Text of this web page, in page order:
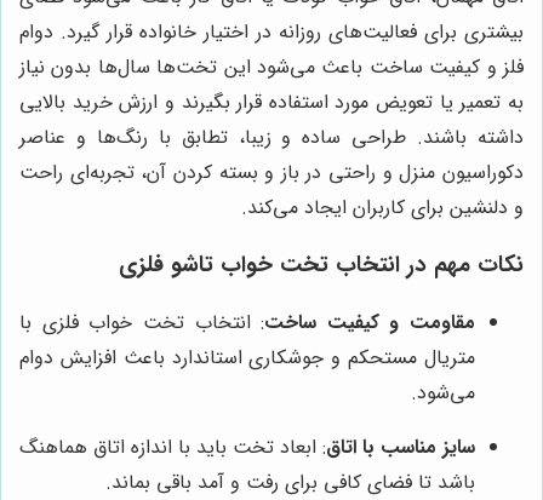
بیشتری برای فعالیت‌های روزانه در اختیار خانواده قرار گیرد. دوام
فلز و کیفیت ساخت باعث می‌شود این تخت‌ها سال‌ها بدون نیاز
به تعمیر یا تعویض مورد استفاده قرار بگیرند و ارزش خرید بالایی
داشته باشند. طراحی ساده و زیبا، تطابق با رنگ‌ها و عناصر
دکوراسیون منزل و راحتی در باز و بسته کردن آن، تجربه‌ای راحت
و دلنشین برای کاربران ایجاد می‌کند.
نکات مهم در انتخاب تخت خواب تاشو فلزی
مقاومت و کیفیت ساخت: انتخاب تخت خواب فلزی با
متریال مستحکم و جوشکاری استاندارد باعث افزایش دوام
می‌شود.
سایز مناسب با اتاق: ابعاد تخت باید با اندازه اتاق هماهنگ
باشد تا فضای کافی برای رفت و آمد باقی بماند.